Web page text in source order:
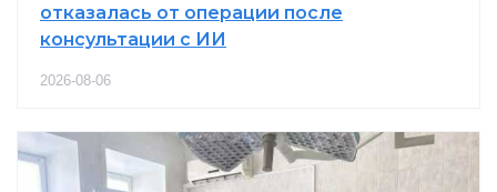
отказалась от операции после
консультации с ИИ
2026-08-06